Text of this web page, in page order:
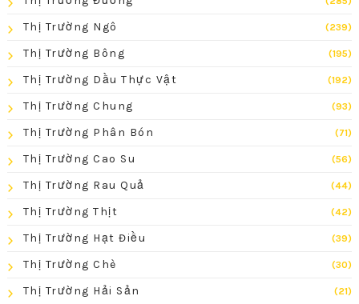
Thị Trường Ngô (239)
Thị Trường Bông (195)
Thị Trường Dầu Thực Vật (192)
Thị Trường Chung (93)
Thị Trường Phân Bón (71)
Thị Trường Cao Su (56)
Thị Trường Rau Quả (44)
Thị Trường Thịt (42)
Thị Trường Hạt Điều (39)
Thị Trường Chè (30)
Thị Trường Hải Sản (21)